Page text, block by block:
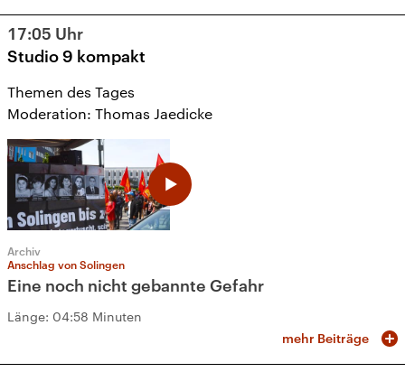
17:05 Uhr
Studio 9 kompakt
Themen des Tages
Moderation: Thomas Jaedicke
Archiv
Anschlag von Solingen
Eine noch nicht gebannte Gefahr
Länge: 04:58 Minuten
mehr Beiträge